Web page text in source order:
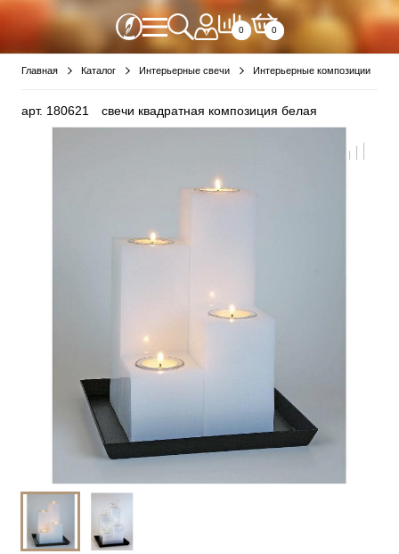
0 0
Главная Каталог Интерьерные свечи Интерьерные композиции
арт. 180621 свечи квадратная композиция белая